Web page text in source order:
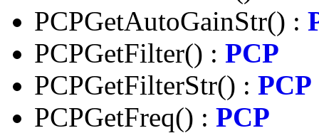
PCPGetAutoGainStr() :
PCPGetFilter() : PCP
PCPGetFilterStr() : PCP
PCPGetFreq() : PCP